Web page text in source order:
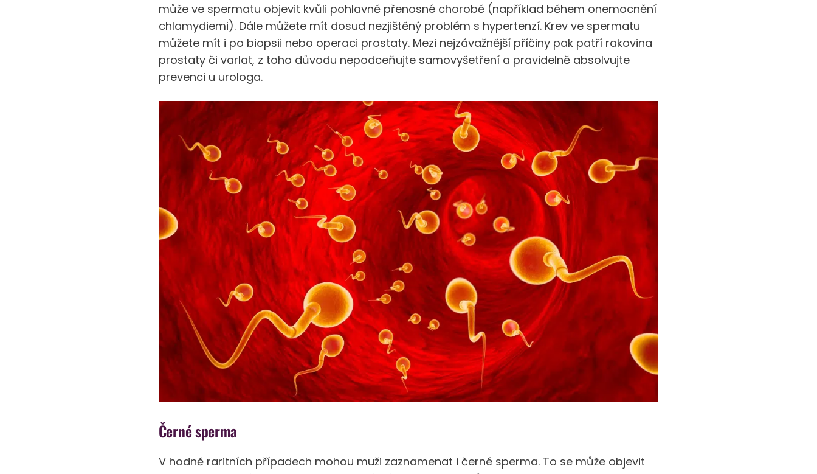
může ve spermatu objevit kvůli pohlavně přenosné chorobě (například během onemocnění
chlamydiemi). Dále můžete mít dosud nezjištěný problém s hypertenzí. Krev ve spermatu
můžete mít i po biopsii nebo operaci prostaty. Mezi nejzávažnější příčiny pak patří rakovina
prostaty či varlat, z toho důvodu nepodceňujte samovyšetření a pravidelně absolvujte
prevenci u urologa.
Černé sperma
V hodně raritních případech mohou muži zaznamenat i černé sperma. To se může objevit